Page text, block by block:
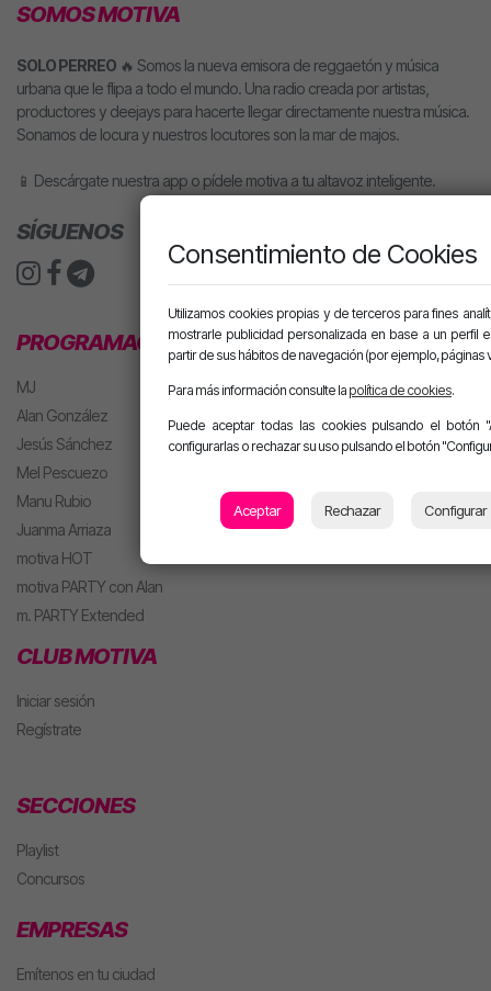
SOMOS MOTIVA
SOLO PERREO 🔥 Somos la nueva emisora de reggaetón y música
urbana que le flipa a todo el mundo. Una radio creada por artistas,
productores y deejays para hacerte llegar directamente nuestra música.
Sonamos de locura y nuestros locutores son la mar de majos.
📱 Descárgate nuestra app o pídele motiva a tu altavoz inteligente.
SÍGUENOS
PROGRAMACIÓN
MJ
Alan González
Jesús Sánchez
Mel Pescuezo
Manu Rubio
Juanma Arriaza
motiva HOT
motiva PARTY con Alan
m. PARTY Extended
CLUB MOTIVA
Iniciar sesión
Regístrate
SECCIONES
Playlist
Concursos
EMPRESAS
Emítenos en tu ciudad
Consentimiento de Cookies
Utilizamos cookies propias y de terceros para fines
mostrarle publicidad personalizada en base a un perfil
partir de sus hábitos de navegación (por ejemplo, páginas
Para más información consulte la política de cookies.
Puede aceptar todas las cookies pulsando el botón
configurarlas o rechazar su uso pulsando el botón
Aceptar Rechazar Configurar